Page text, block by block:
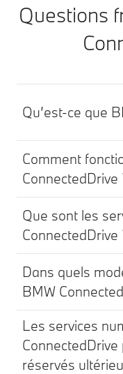
Questions
Qu’est-ce que
Comment
ConnectedDrive
Que sont les
ConnectedDrive
Dans quels
BMW
Les services
réservés